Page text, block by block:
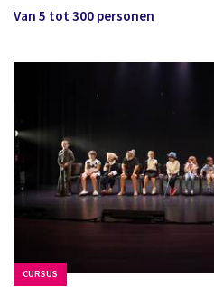
Van 5 tot 300 personen
CURSUS